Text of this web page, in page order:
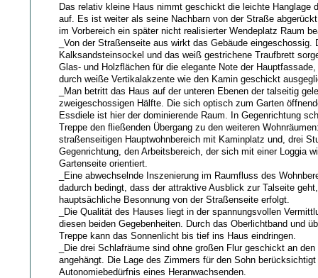
Das relativ kleine Haus nimmt geschickt die leichte Hanglage
auf. Es ist weiter als seine Nachbarn von der Straße
im Vorbereich ein später nicht realisierter Wendeplatz Raum
_Von der Straßenseite aus wirkt das Gebäude eingeschossig.
Kalksandsteinsockel und das weiß gestrichene Traufbrett
Glas- und Holzflächen für die elegante Note der
durch weiße Vertikalakzente wie den Kamin geschickt
_Man betritt das Haus auf der unteren Ebenen der talseitig
zweigeschossigen Hälfte. Die sich optisch zum Garten
Essdiele ist hier der dominierende Raum. In Gegenrichtung
Treppe den fließenden Übergang zu den weiteren
straßenseitigen Hauptwohnbereich mit Kaminplatz und, drei
Gegenrichtung, den Arbeitsbereich, der sich mit einer Loggia
Gartenseite orientiert.
_Eine abwechselnde Inszenierung im Raumfluss des
dadurch bedingt, dass der attraktive Ausblick zur Talseite
hauptsächliche Besonnung von der Straßenseite erfolgt.
_Die Qualität des Hauses liegt in der spannungsvollen
diesen beiden Gegebenheiten. Durch das Oberlichtband und
Treppe kann das Sonnenlicht bis tief ins Haus eindringen.
_Die drei Schlafräume sind ohne großen Flur geschickt an
angehängt. Die Lage des Zimmers für den Sohn
Autonomiebedürfnis eines Heranwachsenden.